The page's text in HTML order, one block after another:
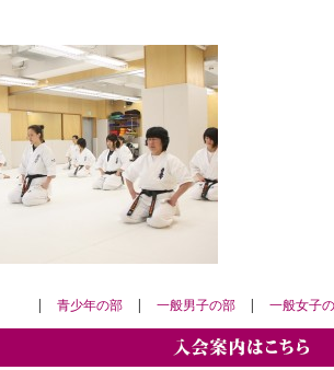
| 青少年の部 | 一般男子の部 | 一般女子